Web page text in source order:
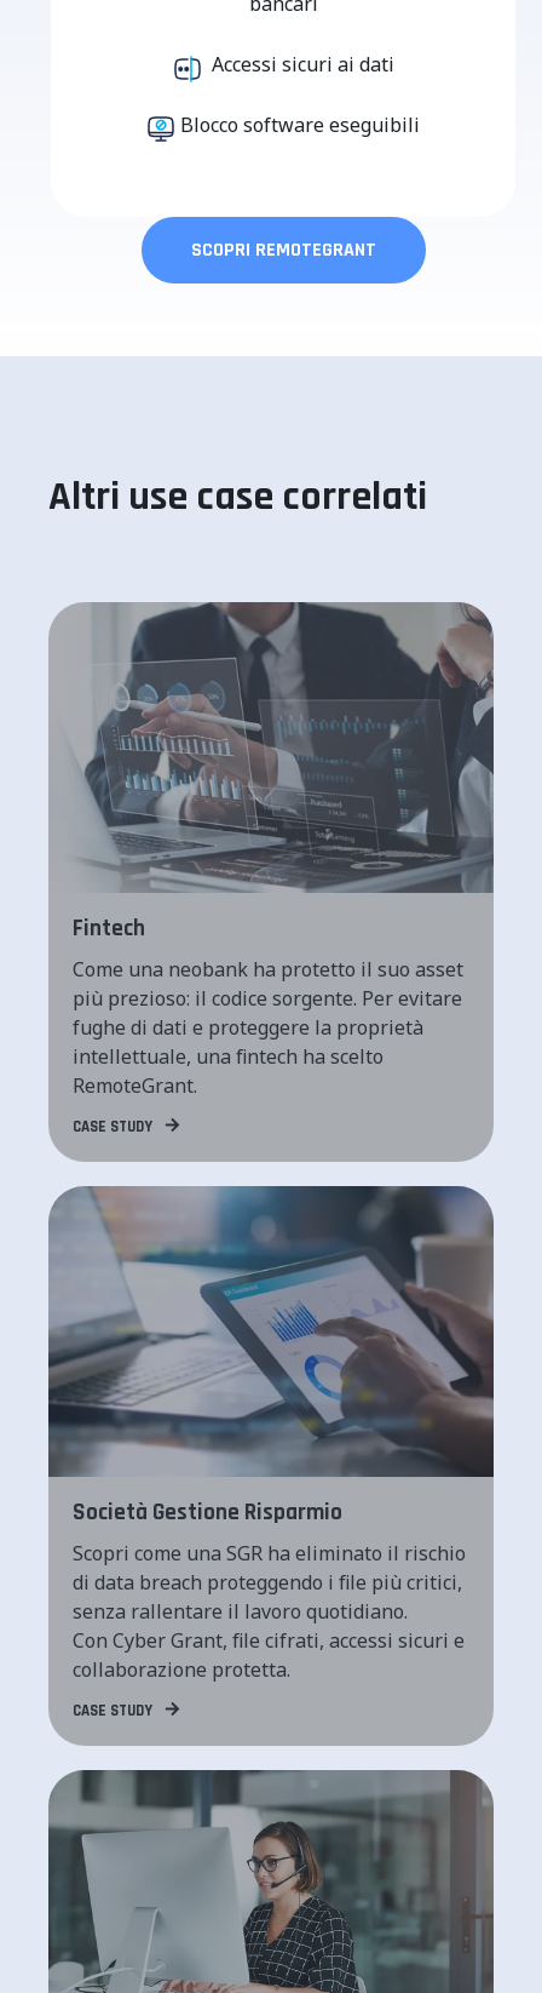
Accessi sicuri ai dati
Blocco software eseguibili
SCOPRI REMOTEGRANT
Altri use case correlati
Fintech
Come una neobank ha protetto il suo asset
più prezioso: il codice sorgente. Per evitare
fughe di dati e proteggere la proprietà
intellettuale, una fintech ha scelto
RemoteGrant.
CASE STUDY
Società Gestione Risparmio
Scopri come una SGR ha eliminato il rischio
di data breach proteggendo i file più critici,
senza rallentare il lavoro quotidiano.
Con Cyber Grant, file cifrati, accessi sicuri e
collaborazione protetta.
CASE STUDY